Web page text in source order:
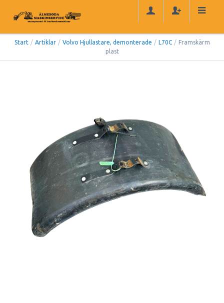
Start / Artiklar / Volvo Hjullastare, demonterade / L70C / Framskärm
plast